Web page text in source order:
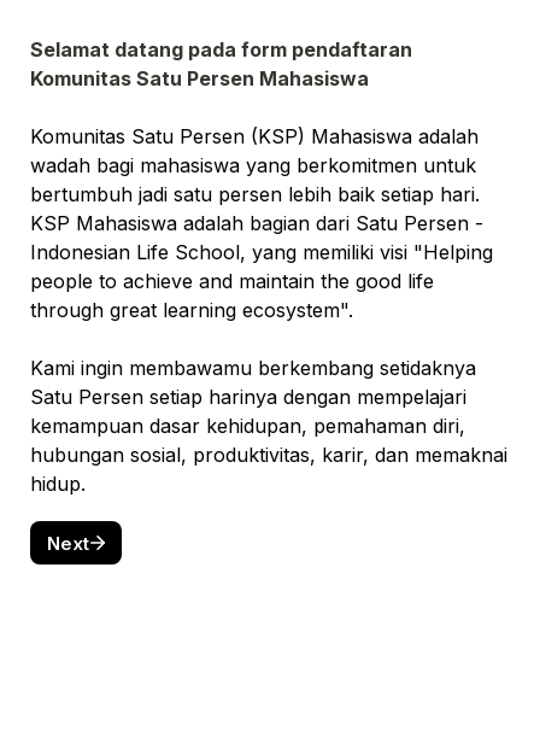
Selamat datang pada form pendaftaran
Komunitas Satu Persen Mahasiswa
Komunitas Satu Persen (KSP) Mahasiswa adalah
wadah bagi mahasiswa yang berkomitmen untuk
bertumbuh jadi satu persen lebih baik setiap hari.
KSP Mahasiswa adalah bagian dari Satu Persen -
Indonesian Life School, yang memiliki visi "Helping
people to achieve and maintain the good life
through great learning ecosystem".
Kami ingin membawamu berkembang setidaknya
Satu Persen setiap harinya dengan mempelajari
kemampuan dasar kehidupan, pemahaman diri,
hubungan sosial, produktivitas, karir, dan memaknai
hidup.
Next